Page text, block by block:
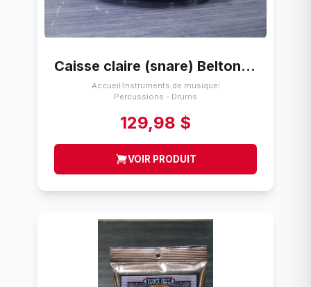
Caisse claire (snare) Belton 14p
Accueil/Instruments de musique/
Percussions - Drums
129,98 $
VOIR PRODUIT